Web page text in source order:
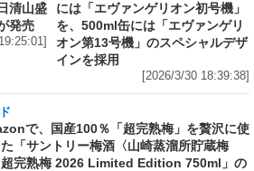
清山盛
発売
には「エヴァンゲリオン初号機」
を、500ml缶には「エヴァンゲリ
オン第13号機」のスペシャルデザ
インを採用
[2026/3/30 18:39:38]
で、国産100％「超完熟梅」を贅沢に使
「サントリー梅酒〈山崎蒸溜所貯蔵梅
完熟梅 2026 Limited Edition 750ml」の